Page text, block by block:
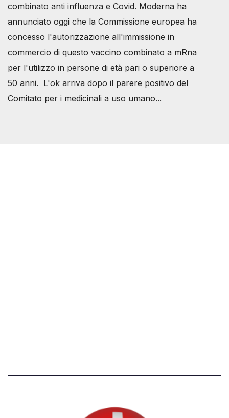
combinato anti influenza e Covid. Moderna ha
annunciato oggi che la Commissione europea ha
concesso l'autorizzazione all'immissione in
commercio di questo vaccino combinato a mRna
per l'utilizzo in persone di età pari o superiore a
50 anni. L'ok arriva dopo il parere positivo del
Comitato per i medicinali a uso umano...